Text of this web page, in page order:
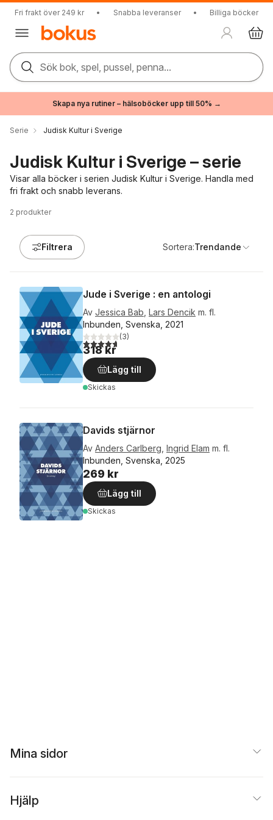
Fri frakt över 249 kr • Snabba leveranser • Billiga böcker
Sök bok, spel, pussel, penna...
Skapa nya rutiner – hälsoböcker upp till 50% →
Serie Judisk Kultur i Sverige
Judisk Kultur i Sverige – serie
Visar alla böcker i serien Judisk Kultur i Sverige. Handla med
fri frakt och snabb leverans.
2 produkter
Filtrera Sortera:Trendande
Jude i Sverige : en antologi
Av Jessica Bab Lars Dencik m. fl.
Inbunden, Svenska, 2021
4,7utav 5 stjärnor. Totalt antal röster:
(3)
318 kr
Lägg till
Skickas
Davids stjärnor
Av Anders Carlberg Ingrid Elam m. fl.
Inbunden, Svenska, 2025
269 kr
Lägg till
Skickas
Mina sidor
Hjälp